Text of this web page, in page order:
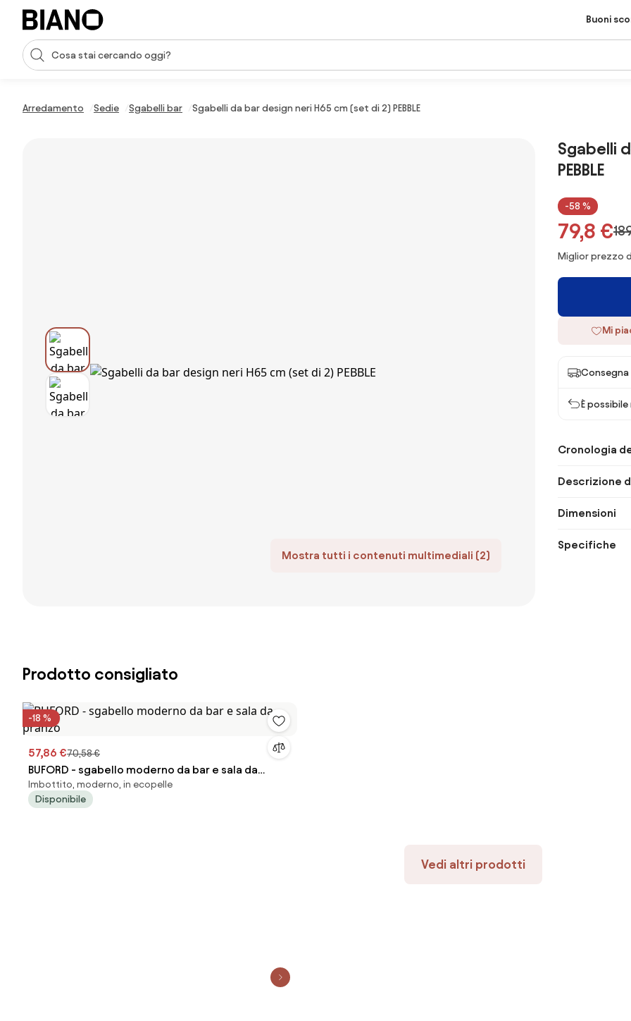
Salta la navigazione, vai al contenuto
Input della ricerca
Buoni
Arredamento Sedie Sgabelli bar Sgabelli da bar design neri H65 cm (set di 2) PEBBLE
Mostra tutti i contenuti multimediali (2)
Sgabelli
PEBBLE
-58 %
79,8 €
Miglior prezzo
Mi
È
Cronologia
Descrizione
Dimensioni
Specifiche
Prodotto consigliato
-18 %
57,86 €70,58 €
BUFORD - sgabello moderno da bar e sala da
pranzo
Imbottito, moderno, in ecopelle
Disponibile
Vedi altri prodotti